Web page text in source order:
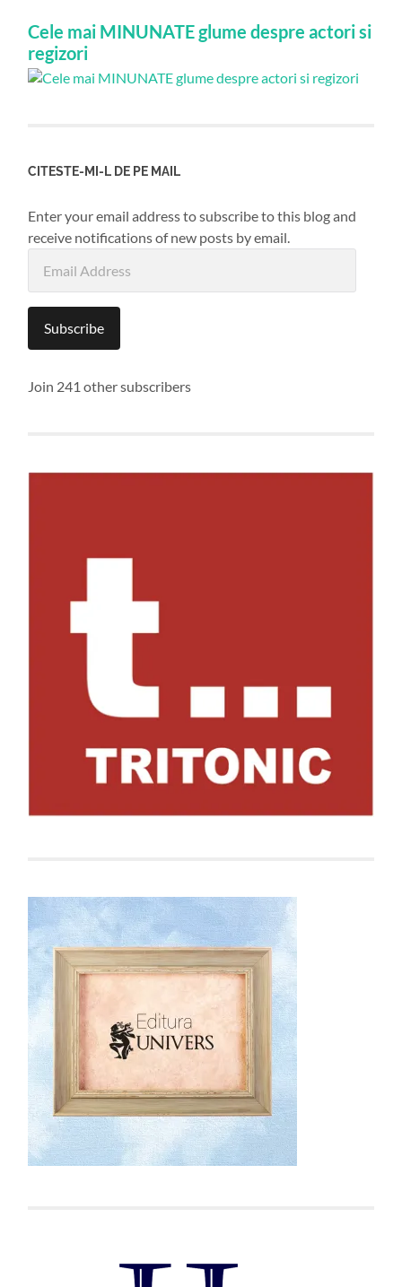
Cele mai MINUNATE glume despre actori si
regizori
CITESTE-MI-L DE PE MAIL
Enter your email address to subscribe to this blog and
receive notifications of new posts by email.
Address
Subscribe
Join 241 other subscribers